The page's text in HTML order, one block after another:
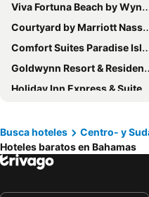
Viva Fortuna Beach by Wyndham, A Trademark All Inclusive
Courtyard by Marriott Nassau Downtown/Junkanoo Beach
Comfort Suites Paradise Island
Goldwynn Resort & Residences
Holiday Inn Express & Suites Nassau By Ihg
Holiday Inn Resort Nassau
Colony Club Inn & Suites
Turtles Nest Bahamas
The Abaco Inn
Busca hoteles
Centro- y
Hoteles baratos en Bahamas